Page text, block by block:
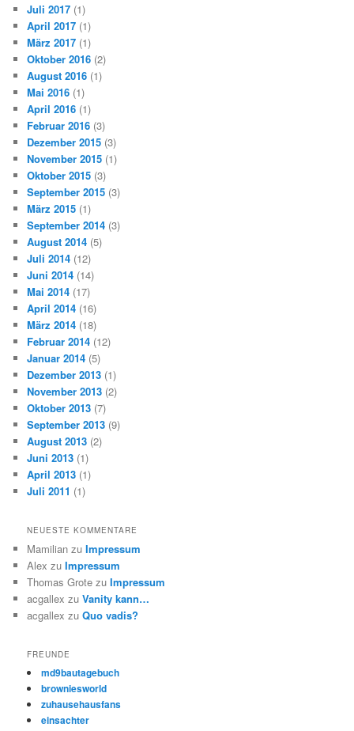
Juli 2017 (1)
April 2017 (1)
März 2017 (1)
Oktober 2016 (2)
August 2016 (1)
Mai 2016 (1)
April 2016 (1)
Februar 2016 (3)
Dezember 2015 (3)
November 2015 (1)
Oktober 2015 (3)
September 2015 (3)
März 2015 (1)
September 2014 (3)
August 2014 (5)
Juli 2014 (12)
Juni 2014 (14)
Mai 2014 (17)
April 2014 (16)
März 2014 (18)
Februar 2014 (12)
Januar 2014 (5)
Dezember 2013 (1)
November 2013 (2)
Oktober 2013 (7)
September 2013 (9)
August 2013 (2)
Juni 2013 (1)
April 2013 (1)
Juli 2011 (1)
NEUESTE KOMMENTARE
Mamilian zuImpressum
Alex zuImpressum
Thomas Grote zuImpressum
acgallex zuVanity kann…
acgallex zuQuo vadis?
FREUNDE
md9bautagebuch
browniesworld
zuhausehausfans
einsachter